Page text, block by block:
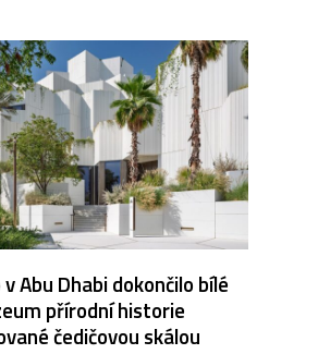
Abu Dhabi dokončilo bílé
přírodní historie
čedičovou skálou